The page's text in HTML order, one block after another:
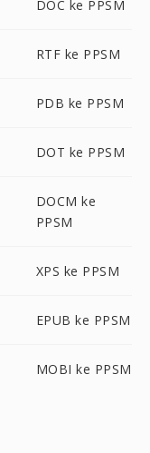
DOC ke PPSM
RTF ke PPSM
PDB ke PPSM
DOT ke PPSM
DOCM ke
PPSM
XPS ke PPSM
EPUB ke PPSM
MOBI ke PPSM